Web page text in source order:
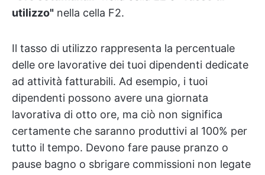
utilizzo" nella cella F2.
Il tasso di utilizzo rappresenta la percentuale
delle ore lavorative dei tuoi dipendenti dedicate
ad attività fatturabili. Ad esempio, i tuoi
dipendenti possono avere una giornata
lavorativa di otto ore, ma ciò non significa
certamente che saranno produttivi al 100% per
tutto il tempo. Devono fare pause pranzo o
pause bagno o sbrigare commissioni non legate